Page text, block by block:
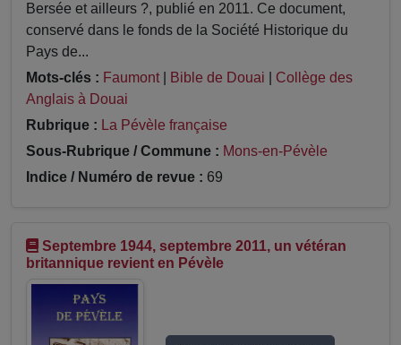
Bersée et ailleurs ?, publié en 2011. Ce document,
conservé dans le fonds de la Société Historique du
Pays de...
Mots-clés : Faumont Bible de Douai
Collège des
Anglais à Douai
Rubrique : La Pévèle française
Sous-Rubrique / Commune : Mons-en-Pévèle
Indice / Numéro de revue : 69
Septembre 1944, septembre 2011, un vétéran
britannique revient en Pévèle